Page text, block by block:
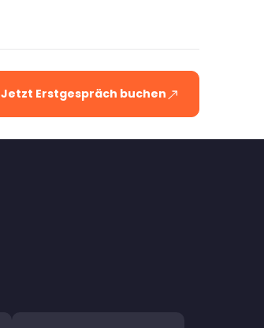
Jetzt Erstgespräch buchen